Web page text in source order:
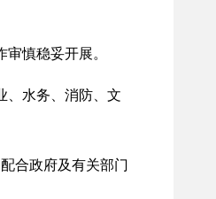
慎稳妥开展。
水务、消防、文
合政府及有关部门